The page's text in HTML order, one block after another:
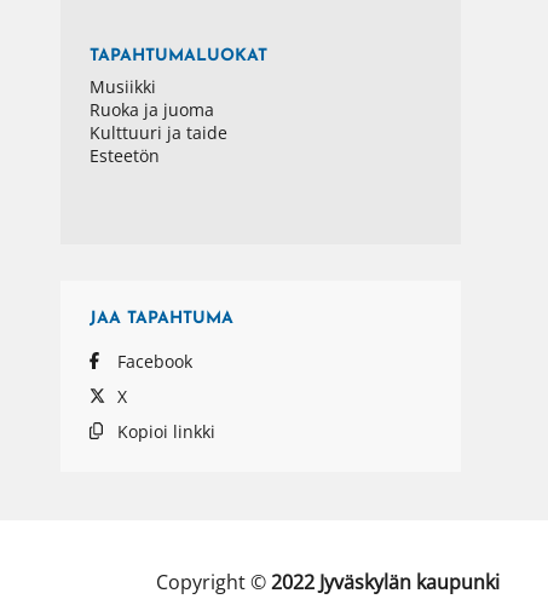
TAPAHTUMALUOKAT
Musiikki
Ruoka ja juoma
Kulttuuri ja taide
Esteetön
JAA TAPAHTUMA
Facebook
X
Kopioi linkki
Copyright ©2022 Jyväskylän kaupunki